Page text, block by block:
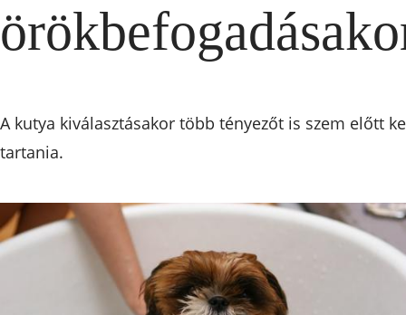
A kutya kiválasztásakor több tényezőt is szem előtt
tartania.